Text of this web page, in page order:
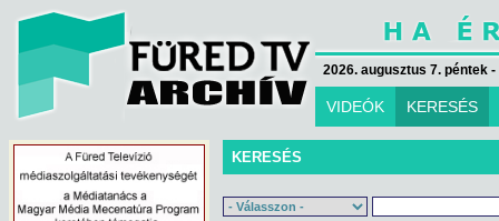
2026. augusztus 7. péntek
VIDEÓK KERESÉS
KERESÉS